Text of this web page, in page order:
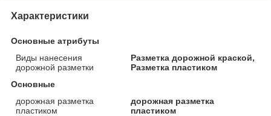
Характеристики
Основные атрибуты
Виды нанесения
дорожной разметки
Разметка дорожной краской,
Разметка пластиком
Основные
дорожная разметка
пластиком
дорожная разметка
пластиком